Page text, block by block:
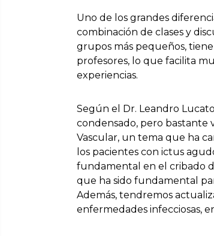
Uno de los grandes
combinación de clases y
grupos más pequeños,
profesores, lo que facilita
experiencias.
Según el Dr. Leandro
condensado, pero bastante
Vascular, un tema que ha
los pacientes con ictus
fundamental en el cribado
que ha sido fundamental
Además, tendremos
enfermedades infecciosas,